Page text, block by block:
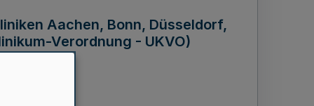
Aachen, Bonn, Düsseldorf,
Verordnung - UKVO)